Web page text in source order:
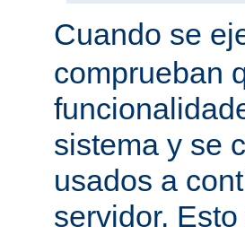
Cuando se
comprueban
sistema y se
usados a
servidor.